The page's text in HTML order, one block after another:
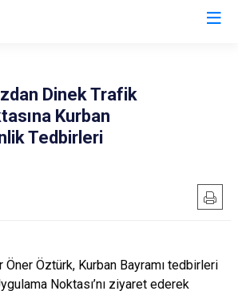
Korkuteli
Kepez
Dinek Trafik
Kurban
Tedbirleri
Öner Öztürk, Kurban Bayramı tedbirleri
Noktası’nı ziyaret ederek